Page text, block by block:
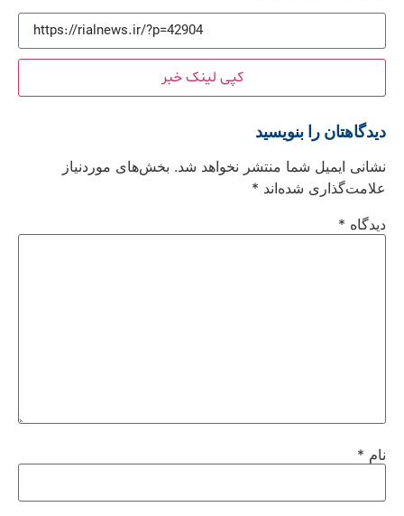
کپی لینک خبر
دیدگاهتان را بنویسید
نشانی ایمیل شما منتشر نخواهد شد. بخش‌های موردنیاز
علامت‌گذاری شده‌اند *
دیدگاه *
نام *